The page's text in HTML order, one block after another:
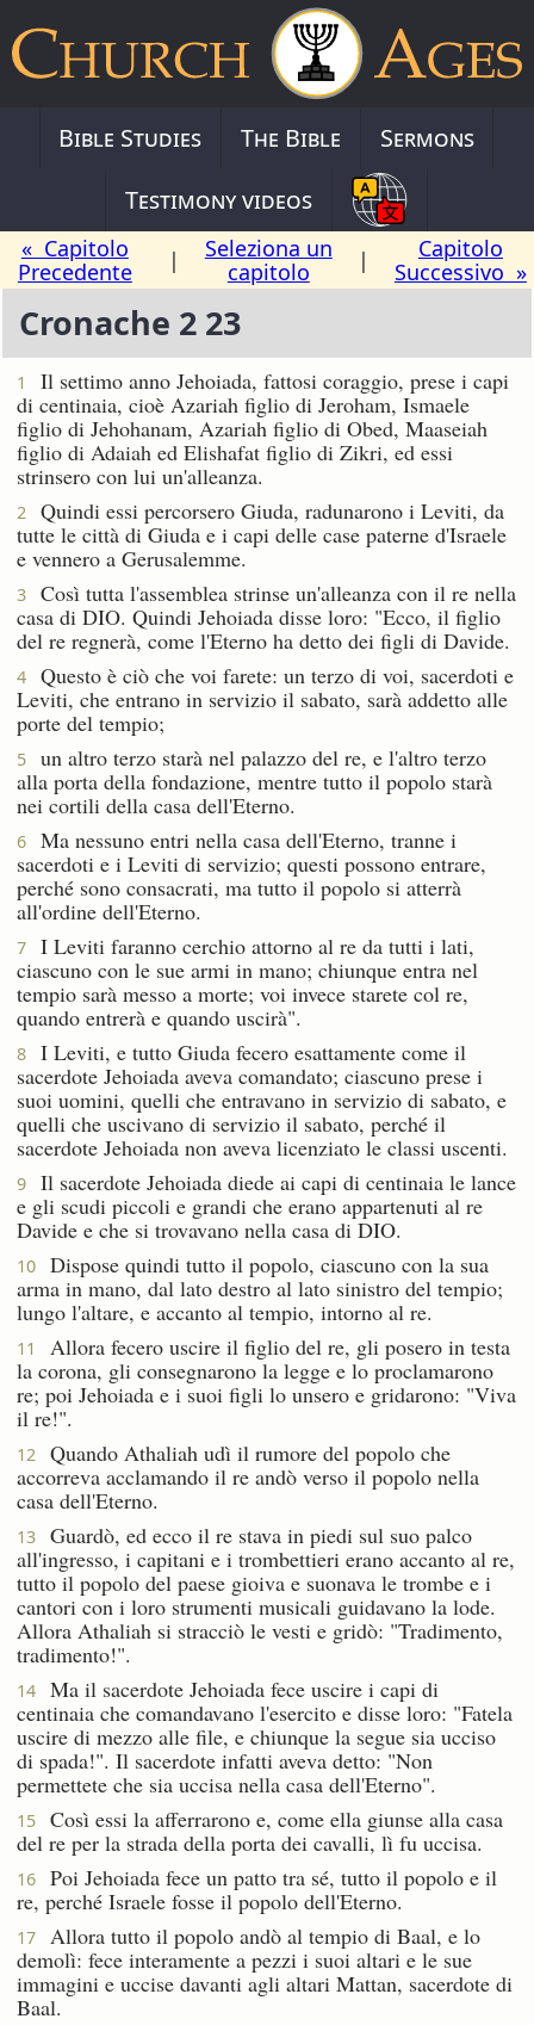
Bible Studies The Bible
Sermons
Testimony videos
« Capitolo
Precedente
|
Seleziona un
capitolo
|
Capitolo
Successivo »
Cronache 2 23
1
Il settimo anno Jehoiada, fattosi coraggio, prese i capi
di centinaia, cioè Azariah figlio di Jeroham, Ismaele
figlio di Jehohanam, Azariah figlio di Obed, Maaseiah
figlio di Adaiah ed Elishafat figlio di Zikri, ed essi
strinsero con lui un'alleanza.
2
Quindi essi percorsero Giuda, radunarono i Leviti, da
tutte le città di Giuda e i capi delle case paterne d'Israele
e vennero a Gerusalemme.
3
Così tutta l'assemblea strinse un'alleanza con il re nella
casa di DIO. Quindi Jehoiada disse loro: "Ecco, il figlio
del re regnerà, come l'Eterno ha detto dei figli di Davide.
4
Questo è ciò che voi farete: un terzo di voi, sacerdoti e
Leviti, che entrano in servizio il sabato, sarà addetto alle
porte del tempio;
5
un altro terzo starà nel palazzo del re, e l'altro terzo
alla porta della fondazione, mentre tutto il popolo starà
nei cortili della casa dell'Eterno.
6
Ma nessuno entri nella casa dell'Eterno, tranne i
sacerdoti e i Leviti di servizio; questi possono entrare,
perché sono consacrati, ma tutto il popolo si atterrà
all'ordine dell'Eterno.
7
I Leviti faranno cerchio attorno al re da tutti i lati,
ciascuno con le sue armi in mano; chiunque entra nel
tempio sarà messo a morte; voi invece starete col re,
quando entrerà e quando uscirà".
8
I Leviti, e tutto Giuda fecero esattamente come il
sacerdote Jehoiada aveva comandato; ciascuno prese i
suoi uomini, quelli che entravano in servizio di sabato, e
quelli che uscivano di servizio il sabato, perché il
sacerdote Jehoiada non aveva licenziato le classi uscenti.
9
Il sacerdote Jehoiada diede ai capi di centinaia le lance
e gli scudi piccoli e grandi che erano appartenuti al re
Davide e che si trovavano nella casa di DIO.
10
Dispose quindi tutto il popolo, ciascuno con la sua
arma in mano, dal lato destro al lato sinistro del tempio;
lungo l'altare, e accanto al tempio, intorno al re.
11
Allora fecero uscire il figlio del re, gli posero in testa
la corona, gli consegnarono la legge e lo proclamarono
re; poi Jehoiada e i suoi figli lo unsero e gridarono: "Viva
il re!".
12
Quando Athaliah udì il rumore del popolo che
accorreva acclamando il re andò verso il popolo nella
casa dell'Eterno.
13
Guardò, ed ecco il re stava in piedi sul suo palco
all'ingresso, i capitani e i trombettieri erano accanto al re,
tutto il popolo del paese gioiva e suonava le trombe e i
cantori con i loro strumenti musicali guidavano la lode.
Allora Athaliah si stracciò le vesti e gridò: "Tradimento,
tradimento!".
14
Ma il sacerdote Jehoiada fece uscire i capi di
centinaia che comandavano l'esercito e disse loro: "Fatela
uscire di mezzo alle file, e chiunque la segue sia ucciso
di spada!". Il sacerdote infatti aveva detto: "Non
permettete che sia uccisa nella casa dell'Eterno".
15
Così essi la afferrarono e, come ella giunse alla casa
del re per la strada della porta dei cavalli, lì fu uccisa.
16
Poi Jehoiada fece un patto tra sé, tutto il popolo e il
re, perché Israele fosse il popolo dell'Eterno.
17
Allora tutto il popolo andò al tempio di Baal, e lo
demolì: fece interamente a pezzi i suoi altari e le sue
immagini e uccise davanti agli altari Mattan, sacerdote di
Baal.